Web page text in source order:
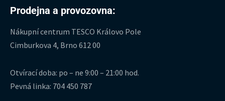
Prodejna a provozovna:
Nákupní centrum TESCO Královo Pole
Cimburkova 4, Brno 612 00
Otvírací doba: po – ne 9:00 – 21:00 hod.
Pevná linka: 704 450 787